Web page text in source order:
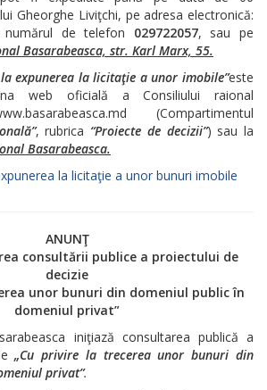
Gheorghe Liviţchi, pe adresa electronică:
numărul de telefon 029722057, sau pe
Basarabeasca, str. Karl Marx, 55.
expunerea la licitaţie a unor imobile”este
web oficială a Consiliului raional
(Compartimentul
, rubrica “Proiecte de decizii”) sau la
Basarabeasca.
la licitaţie a unor bunuri imobile
ANUNŢ
consultării publice a proiectului de
decizie
unor bunuri din domeniul public în
domeniul privat”
iniţiază consultarea publică a
„Cu privire la trecerea unor bunuri din
privat”.